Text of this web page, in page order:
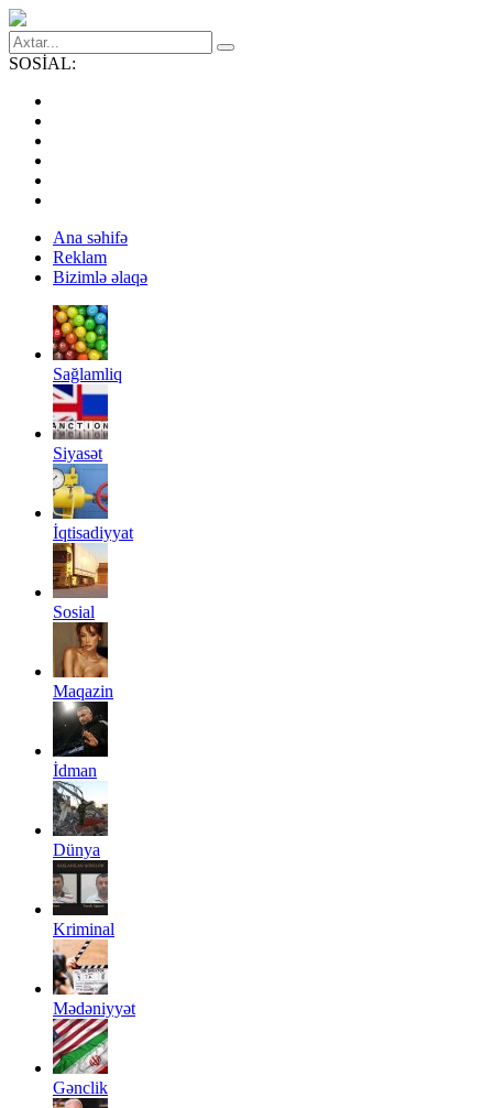
SOSİAL:
Ana səhifə
Reklam
Bizimlə əlaqə
Sağlamliq
Siyasət
İqtisadiyyat
Sosial
Maqazin
İdman
Dünya
Kriminal
Mədəniyyət
Gənclik